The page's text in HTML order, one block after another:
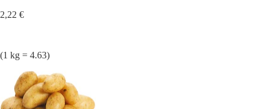
2,22 €
(1 kg = 4.63)